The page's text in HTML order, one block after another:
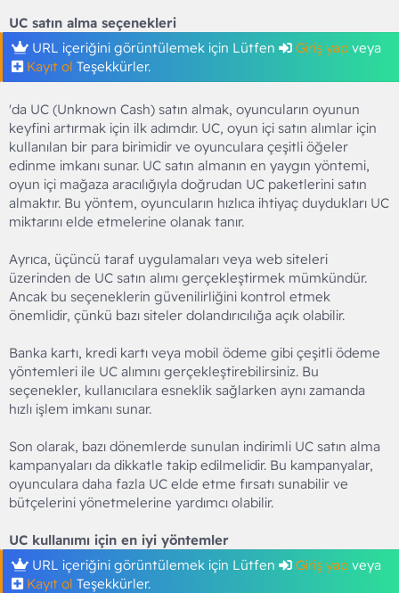
UC satın alma seçenekleri
URL içeriğini görüntülemek için Lütfen
Giriş yap veya
Kayıt ol Teşekkürler.
'da UC (Unknown Cash) satın almak, oyuncuların oyunun
keyfini artırmak için ilk adımdır. UC, oyun içi satın alımlar için
kullanılan bir para birimidir ve oyunculara çeşitli öğeler
edinme imkanı sunar. UC satın almanın en yaygın yöntemi,
oyun içi mağaza aracılığıyla doğrudan UC paketlerini satın
almaktır. Bu yöntem, oyuncuların hızlıca ihtiyaç duydukları UC
miktarını elde etmelerine olanak tanır.
Ayrıca, üçüncü taraf uygulamaları veya web siteleri
üzerinden de UC satın alımı gerçekleştirmek mümkündür.
Ancak bu seçeneklerin güvenilirliğini kontrol etmek
önemlidir, çünkü bazı siteler dolandırıcılığa açık olabilir.
Banka kartı, kredi kartı veya mobil ödeme gibi çeşitli ödeme
yöntemleri ile UC alımını gerçekleştirebilirsiniz. Bu
seçenekler, kullanıcılara esneklik sağlarken aynı zamanda
hızlı işlem imkanı sunar.
Son olarak, bazı dönemlerde sunulan indirimli UC satın alma
kampanyaları da dikkatle takip edilmelidir. Bu kampanyalar,
oyunculara daha fazla UC elde etme fırsatı sunabilir ve
bütçelerini yönetmelerine yardımcı olabilir.
UC kullanımı için en iyi yöntemler
URL içeriğini görüntülemek için Lütfen
Giriş yap veya
Kayıt ol Teşekkürler.